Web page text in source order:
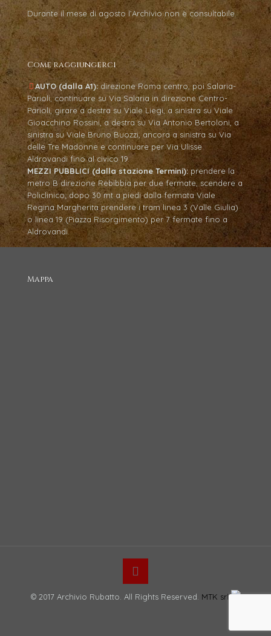
Durante il mese di agosto l’Archivio non è consultabile.
Come raggiungerci
AUTO (dalla A1): direzione Roma centro, poi Salaria-
Parioli, continuare su Via Salaria in direzione Centro-
Parioli, girare a destra su Viale Liegi, a sinistra su Viale
Gioacchino Rossini, a destra su Via Antonio Bertoloni, a
sinistra su Viale Bruno Buozzi, ancora a sinistra su Via
delle Tre Madonne e continuare per Via Ulisse
Aldrovandi fino al civico 19.
MEZZI PUBBLICI (dalla stazione Termini): prendere la
metro B direzione Rebibbia per due fermate, scendere a
Policlinico; dopo 30 mt a piedi dalla fermata Viale
Regina Margherita prendere i tram linea 3 (Valle Giulia)
o linea 19 (Piazza Risorgimento) per 7 fermate fino a
Aldrovandi.
Mappa
© 2017 Archivio Rubatto. All Rights Reserved. MTK srl